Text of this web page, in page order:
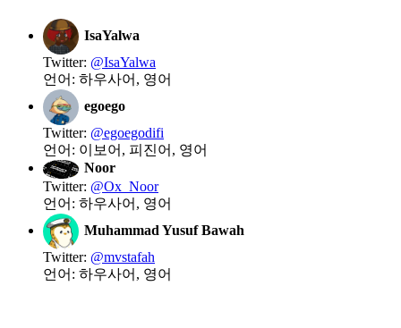
IsaYalwa
Twitter: @IsaYalwa
언어: 하우사어, 영어
egoego
Twitter: @egoegodifi
언어: 이보어, 피진어, 영어
Noor
Twitter: @Ox_Noor
언어: 하우사어, 영어
Muhammad Yusuf Bawah
Twitter: @mvstafah
언어: 하우사어, 영어